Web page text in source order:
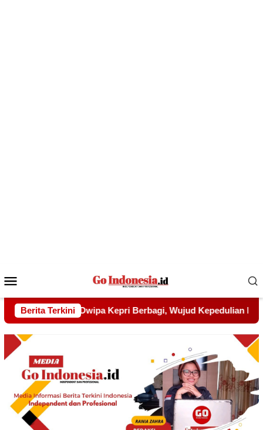
Mobile
Berita Terkini
Kepedulian kepada Pondok Tahfidz Yatim dan Dhuafa Al-